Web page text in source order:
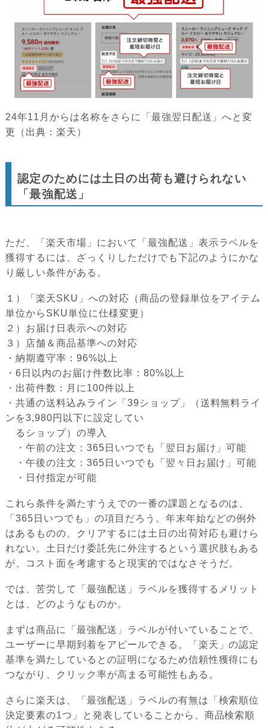
24年11月からは名称をさらに「最強翌日配送」へと変
更（出典：楽天）
認定のためには土日の出荷も避けられない
「最強配送」
ただ、「楽天市場」において「最強配送」表示ラベルを
獲得するには、ざっくりしただけでも下記のようにかな
り厳しい条件がある。
１）「楽天SKU」への対応（商品の登録単位をアイテム
単位からSKU単位に仕様変更）
２）お届け日表示への対応
３）店舗＆商品基準への対応
・納期遵守率：96%以上
・6日以内のお届け件数比率：80%以上
・出荷件数：月に100件以上
・共通の送料込みライン「39ショップ」（送料無料ライ
ンを3,980円以下に設定してい
るショップ）の導入
・午前の注文：365日いつでも「翌日お届け」可能
・午後の注文：365日いつでも「翌々日お届け」可能
・日付指定が可能
これら条件を満たすうえでの一番の課題となるのは、
「365日いつでも」の項目だろう。年末年始などの例外
はあるものの、クリアするには土日の出荷対応も避けら
れない。土日だけ委託先に外注するという選択肢もある
が、コスト面を考慮すると現実的ではなさそうだ。
では、苦労して「最強配送」ラベルを獲得するメリット
とは、どのようなものか。
まずは商品に「最強配送」ラベルが付いていることで、
ユーザーに早期到着をアピールできる。「楽天」の認定
基準を満たしているとの証明になるため信頼性獲得にも
つながり、クリック率が高まる可能性もある。
さらに楽天は、「最強配送」ラベルの有無は「検索順位
決定要素の1つ」と発表していることから、商品検索順